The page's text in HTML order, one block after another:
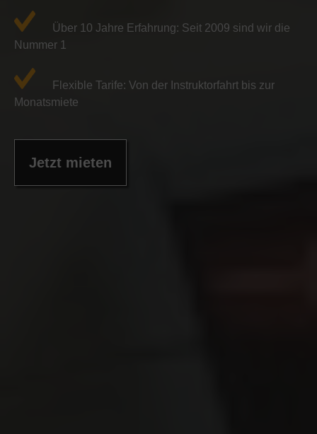
Über 10 Jahre Erfahrung: Seit 2009 sind wir die
Nummer 1
Flexible Tarife: Von der Instruktorfahrt bis zur
Monatsmiete
Jetzt mieten